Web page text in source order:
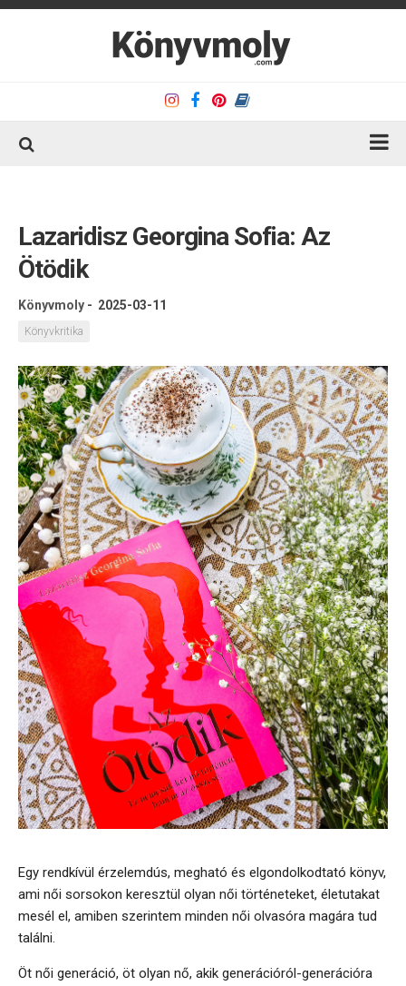
Könyvajánló
Kapcsolat
Olvasó sarok
Rólam
Lazaridisz Georgina Sofia: Az
Ötödik
Könyvmoly - 2025-03-11
Könyvkritika
Egy rendkívül érzelemdús, megható és elgondolkodtató könyv,
ami női sorsokon keresztül olyan női történeteket, életutakat
mesél el, amiben szerintem minden női olvasóra magára tud
találni.
Öt női generáció, öt olyan nő, akik generációról-generációra